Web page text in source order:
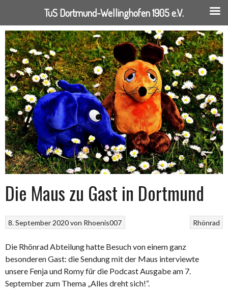
Springe
zum
Inhalt
Die Maus zu Gast in Dortmund
Rhönrad
8. September 2020von Rhoenis007
Die Rhönrad Abteilung hatte Besuch von einem ganz
besonderen Gast: die Sendung mit der Maus interviewte
unsere Fenja und Romy für die Podcast Ausgabe am 7.
September zum Thema „Alles dreht sich!“.
TuS Dortmund-Wellinghofen 1905 e.V.